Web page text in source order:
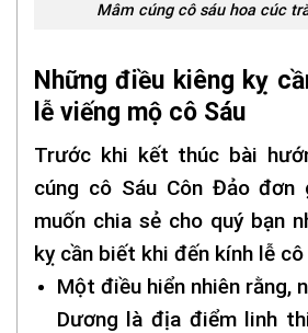
Mâm cúng cô sáu hoa cúc
Những điều kiêng kỵ
lễ viếng mộ cô Sáu
Trước khi kết thúc bài
cúng cô Sáu Côn Đảo đơn
muốn chia sẻ cho quý bạn
kỵ cần biết khi đến kính lễ cô
Một điều hiển nhiên rằng,
Dương là địa điểm linh